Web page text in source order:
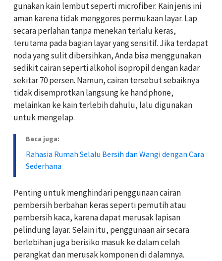
gunakan kain lembut seperti microfiber. Kain jenis ini
aman karena tidak menggores permukaan layar. Lap
secara perlahan tanpa menekan terlalu keras,
terutama pada bagian layar yang sensitif. Jika terdapat
noda yang sulit dibersihkan, Anda bisa menggunakan
sedikit cairan seperti alkohol isopropil dengan kadar
sekitar 70 persen. Namun, cairan tersebut sebaiknya
tidak disemprotkan langsung ke handphone,
melainkan ke kain terlebih dahulu, lalu digunakan
untuk mengelap.
Baca juga:
Rahasia Rumah Selalu Bersih dan Wangi dengan Cara
Sederhana
Penting untuk menghindari penggunaan cairan
pembersih berbahan keras seperti pemutih atau
pembersih kaca, karena dapat merusak lapisan
pelindung layar. Selain itu, penggunaan air secara
berlebihan juga berisiko masuk ke dalam celah
perangkat dan merusak komponen di dalamnya.